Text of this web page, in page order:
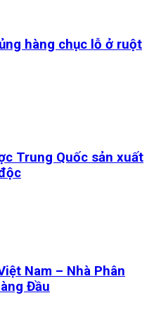
hàng chục lỗ ở ruột
Trung Quốc sản xuất
Nam – Nhà Phân
Đầu